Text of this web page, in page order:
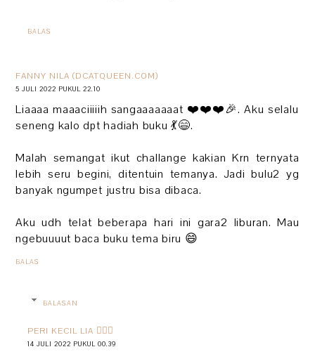
BALAS
FANNY NILA (DCATQUEEN.COM)
5 JULI 2022 PUKUL 22.10
Liaaaa maaaciiiiih sangaaaaaaat ❤️❤️❤️🎉. Aku selalu
seneng kalo dpt hadiah buku 💃😄.
Malah semangat ikut challange kakian Krn ternyata
lebih seru begini, ditentuin temanya. Jadi bulu2 yg
banyak ngumpet justru bisa dibaca.
Aku udh telat beberapa hari ini gara2 liburan. Mau
ngebuuuut baca buku tema biru 😄
BALAS
BALASAN
PERI KECIL LIA 🧚🏻‍♀️
14 JULI 2022 PUKUL 00.39